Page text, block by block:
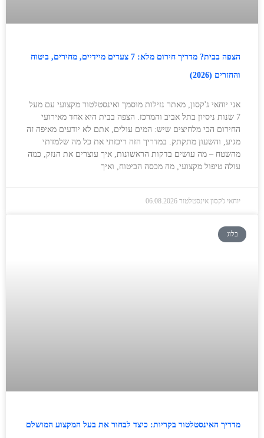
הצפה בבית? מדריך חירום מלא: 7 צעדים מיידיים, מחירים, ביטוח
והחזרים (2026)
אני יוחאי ג'קסון, מאתר נזילות מוסמך ואינסטלטור מקצועי עם מעל
7 שנות ניסיון בתל אביב והמרכז. הצפה בבית היא אחד מאירועי
החירום הכי מלחיצים שיש: המים עולים, אתם לא יודעים מאיפה זה
מגיע, והשעון מתקתק. במדריך הזה ריכזתי את כל מה שלמדתי
מהשטח – מה עושים בדקות הראשונות, איך עוצרים את הנזק, כמה
עולה טיפול מקצועי, מה מכסה הביטוח, ואיך
יוחאי ג'קסון אינסטלטור 06.08.2026
בלוג
מדריך האינסטלטור בקריות: כיצד לבחור את בעל המקצוע המושלם